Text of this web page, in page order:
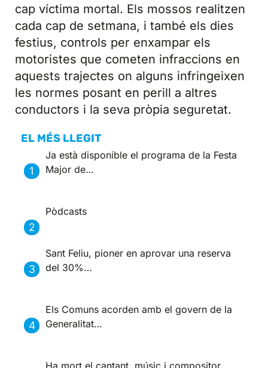
cap víctima mortal. Els mossos realitzen
cada cap de setmana, i també els dies
festius, controls per enxampar els
motoristes que cometen infraccions en
aquests trajectes on alguns infringeixen
les normes posant en perill a altres
conductors i la seva pròpia seguretat.
EL MÉS LLEGIT
Ja està disponible el programa de la Festa
Major de…
Pòdcasts
Sant Feliu, pioner en aprovar una reserva
del 30%…
Els Comuns acorden amb el govern de la
Generalitat…